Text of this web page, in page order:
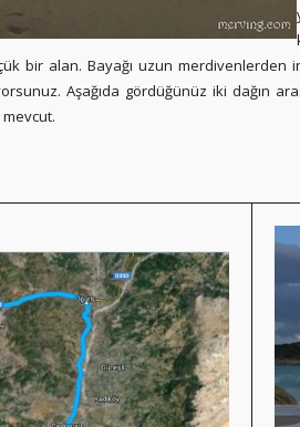
bir alan. Bayağı uzun merdivenlerden
Aşağıda gördüğünüz iki dağın